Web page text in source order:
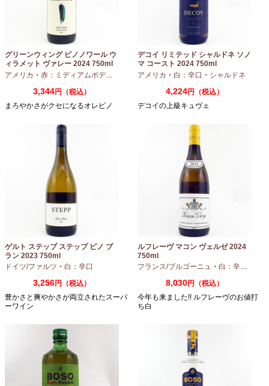
グリーンウィング ピノノワール ウ
ィラメット ヴァレー 2024 750ml
アメリカ ・ 赤：ミディアムボディ ピノノワール
3,344円（税込）
まろやかさがクセになるオレピノ
デコイ リミテッド シャルドネ ソノ
マ コースト 2024 750ml
アメリカ ・ 白：辛口 ・ シャルドネ
4,224円（税込）
デコイの上級キュヴェ
ゲルト ステップ ステップ ピノ ブ
ラン 2023 750ml
ドイツ/ファルツ ・ 白：辛口
3,256円（税込）
豊かさと爽やかさが両立されたスーパ
ーワイン
ルフレーヴ マコン ヴェルゼ 2024
750ml
フランス/ブルゴーニュ ・ 白：辛口
8,030円（税込）
今年も来ました!! ルフレーヴのお値打
ち白